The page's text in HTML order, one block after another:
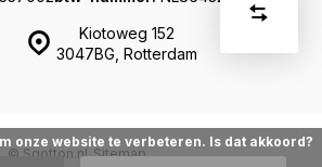
Kiotoweg 152
3047BG, Rotterdam
© Sqotton.nl Sitemap
onze website te verbeteren. Is dat akkoord?
Verwijder
U
in uw
Start